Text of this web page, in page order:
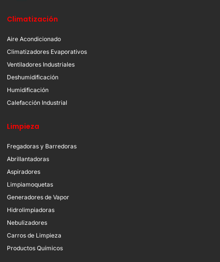
Climatización
Aire Acondicionado
Climatizadores Evaporativos
Ventiladores Industriales
Deshumidificación
Humidificación
Calefacción Industrial
Limpieza
Fregadoras y Barredoras
Abrillantadoras
Aspiradores
Limpiamoquetas
Generadores de Vapor
Hidrolimpiadoras
Nebulizadores
Carros de Limpieza
Productos Químicos